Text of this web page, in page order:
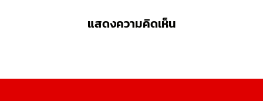
แสดงความคิดเห็น